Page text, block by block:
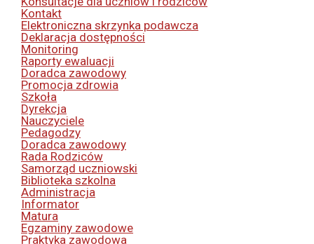
Kontakt
Elektroniczna skrzynka podawcza
Deklaracja dostępności
Monitoring
Raporty ewaluacji
Doradca zawodowy
Promocja zdrowia
Szkoła
Dyrekcja
Nauczyciele
Pedagodzy
Doradca zawodowy
Rada Rodziców
Samorząd uczniowski
Biblioteka szkolna
Administracja
Informator
Matura
Egzaminy zawodowe
Praktyka zawodowa